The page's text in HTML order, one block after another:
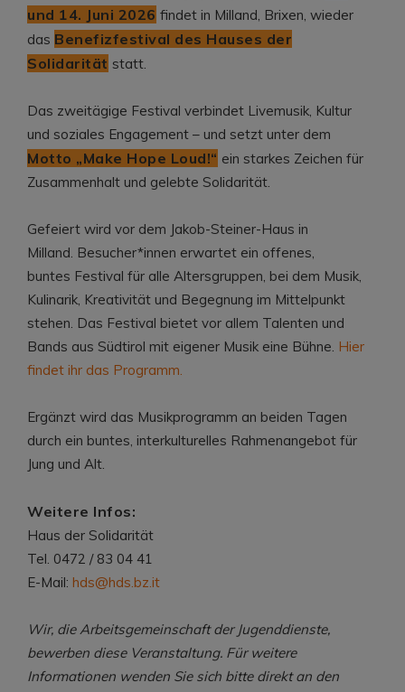
und 14. Juni 2026 findet in Milland, Brixen, wieder
das Benefizfestival des Hauses der
Solidarität statt.
Das zweitägige Festival verbindet Livemusik, Kultur
und soziales Engagement – und setzt unter dem
Motto „Make Hope Loud!“ ein starkes Zeichen für
Zusammenhalt und gelebte Solidarität.
Gefeiert wird vor dem Jakob-Steiner-Haus in
Milland. Besucher*innen erwartet ein offenes,
buntes Festival für alle Altersgruppen, bei dem Musik,
Kulinarik, Kreativität und Begegnung im Mittelpunkt
stehen. Das Festival bietet vor allem Talenten und
Bands aus Südtirol mit eigener Musik eine Bühne. Hier
findet ihr das Programm.
Ergänzt wird das Musikprogramm an beiden Tagen
durch ein buntes, interkulturelles Rahmenangebot für
Jung und Alt.
Weitere Infos:
Haus der Solidarität
Tel. 0472 / 83 04 41
E-Mail: hds@hds.bz.it
Wir, die Arbeitsgemeinschaft der Jugenddienste,
bewerben diese Veranstaltung. Für weitere
Informationen wenden Sie sich bitte direkt an den